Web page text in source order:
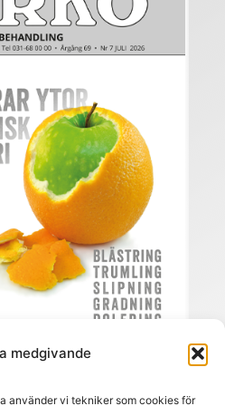
medgivande
använder vi tekniker som cookies för